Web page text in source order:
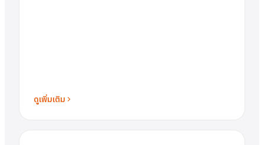
ดูเพิ่มเติม